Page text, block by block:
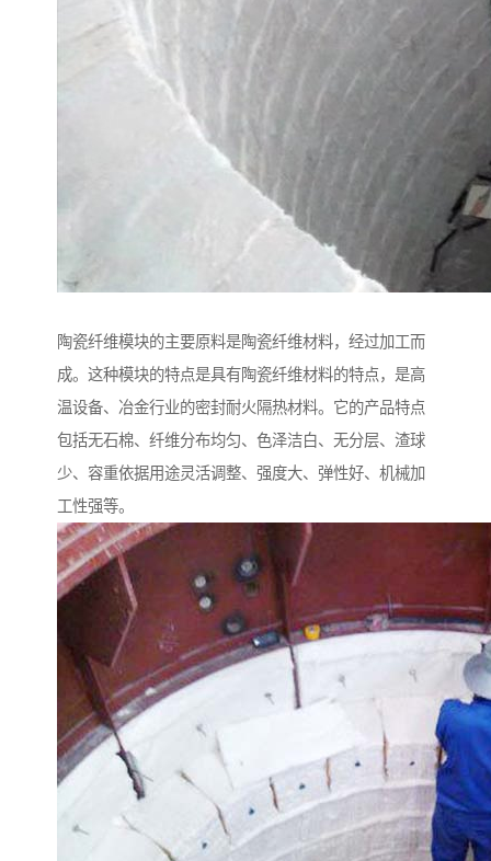
陶瓷纤维模块的主要原料是陶瓷纤维材料，经过加工而
成。这种模块的特点是具有陶瓷纤维材料的特点，是高
温设备、冶金行业的密封耐火隔热材料。它的产品特点
包括无石棉、纤维分布均匀、色泽洁白、无分层、渣球
少、容重依据用途灵活调整、强度大、弹性好、机械加
工性强等。